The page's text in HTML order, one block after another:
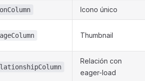
Icono único
Thumbnail
Relación con
eager-load